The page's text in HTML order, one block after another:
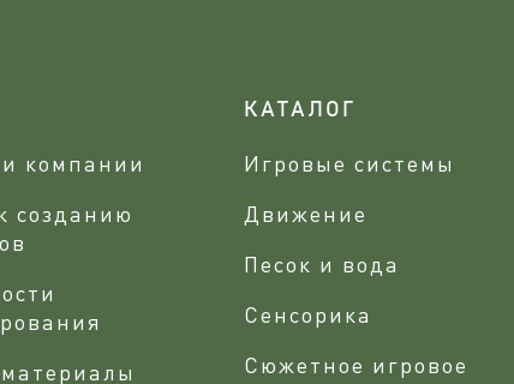
компании
созданию
КАТАЛОГ
Игровые системы
Движение
Песок и вода
Сенсорика
Сюжетное игровое